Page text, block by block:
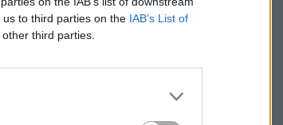
to third parties on the IAB’s List of
third parties.
Dolgozók Szakszervezeti Szövetsége
nem kezdődött el. Az elbocsátott
a gyárba....